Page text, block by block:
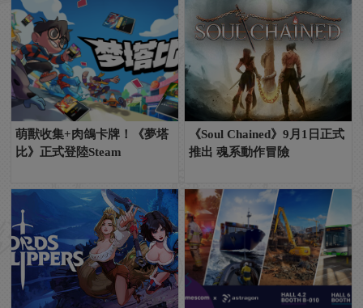
萌獸收集+肉鴿卡牌！《夢塔
比》正式登陸Steam
《Soul Chained》9月1日正式
推出 魂系動作冒險